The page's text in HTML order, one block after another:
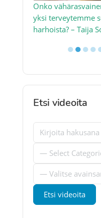
Onko
yksi terveytemme
harhoista? – Taija
●●●●
Etsi videoita